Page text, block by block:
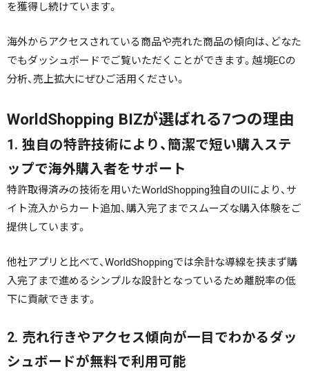
を獲得し続けています。
海外からアクセスされている商品や売れた商品の傾向は、どなた
でもダッシュボードでご覧いただくことができます。越境ECの
分析、売上拡大にぜひご活用ください。
WorldShopping BIZが選ばれる7つの理由
1. 独自の特許技術により、簡潔で短い購入ステ
ップで海外購入者をサポート
特許取得済みの技術を用いたWorldShopping独自のUIにより、サ
イト流入からカート追加、購入完了までスムーズな購入体験をご
提供しています。
他社アプリと比べて、WorldShoppingでは余計な導線を挟まず購
入完了まで進めるシンプルな設計となっているため離脱率の低
下に貢献できます。
2. 売れ行きやアクセス傾向が一目でわかるダッ
シュボードが無料で利用可能